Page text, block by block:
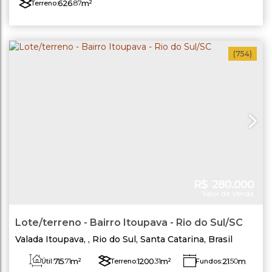
Terreno:626.87m²
(754)
Lote/terreno - Bairro Itoupava - Rio do Sul/SC
Valada Itoupava , Rio do Sul, Santa Catarina, Brasil
Útil:715.71m² Terreno:1200.31m² Fundos:21.50m